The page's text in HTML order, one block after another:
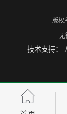
版权
无
技术支持：